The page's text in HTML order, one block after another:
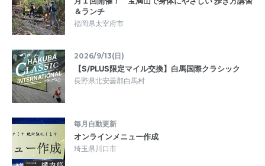
＆ランチ
福岡県太宰府市
2026/9/13(日)
【S/PLUS限定マイル交換】白馬国際クラシック
長野県北安曇郡白馬村
毎月自動更新
オンラインメニュー作成
埼玉県川口市